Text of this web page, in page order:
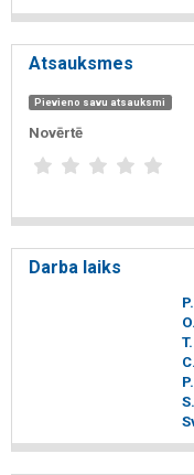
Atsauksmes
Pievieno savu atsauksmi
Novērtē
Darba laiks
P.
O.
T.
C.
P.
S.